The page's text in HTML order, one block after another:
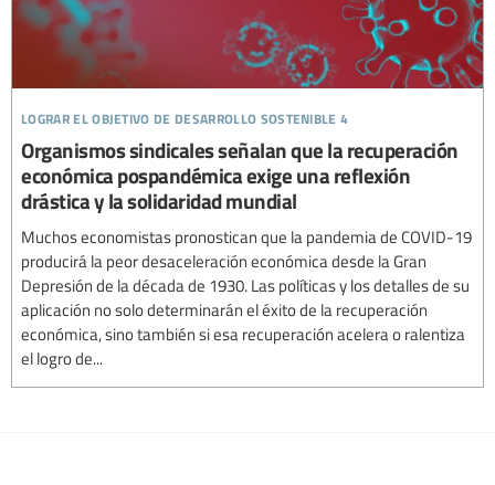
lograr el objetivo de desarrollo sostenible 4
Organismos sindicales señalan que la recuperación
económica pospandémica exige una reflexión
drástica y la solidaridad mundial
Muchos economistas pronostican que la pandemia de COVID-19
producirá la peor desaceleración económica desde la Gran
Depresión de la década de 1930. Las políticas y los detalles de su
aplicación no solo determinarán el éxito de la recuperación
económica, sino también si esa recuperación acelera o ralentiza
el logro de...